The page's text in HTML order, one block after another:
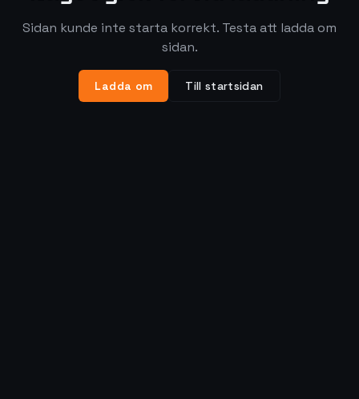
Sidan kunde inte starta korrekt. Testa att ladda om
sidan.
Ladda om Till startsidan